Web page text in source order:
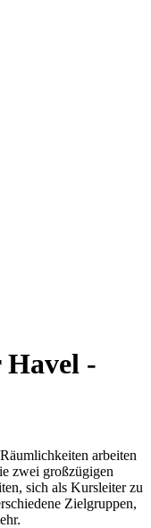
-
arbeiten
zwei großzügigen
sich als Kursleiter zu
Zielgruppen,